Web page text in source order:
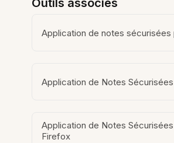
Outils associés
Application de notes sécurisées
Application de Notes Sécurisées
Application de Notes
Firefox